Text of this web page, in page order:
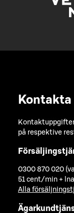
Kontakta
på respektive
0300 870 020
51 cent/min +
Alla